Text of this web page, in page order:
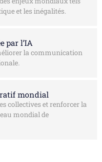
et les inégalités.
par l’IA
la communication
mondial
collectives et renforcer la
mondial de